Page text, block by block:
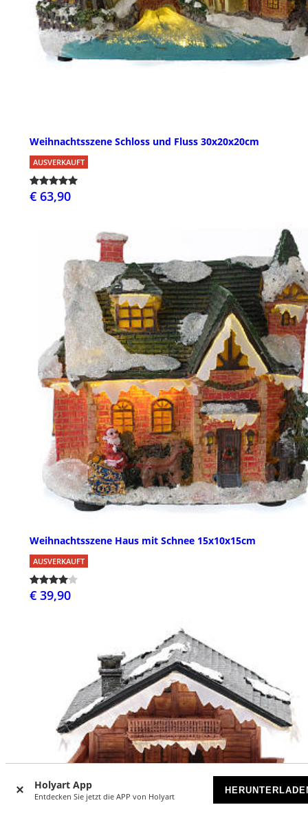
Holyart App
Entdecken Sie jetzt die APP von Holyart
Weihnachtsszene Schloss und Fluss 30x20x20cm
AUSVERKAUFT
€ 63,90
Weihnachtsszene Haus mit Schnee 15x10x15cm
AUSVERKAUFT
€ 39,90